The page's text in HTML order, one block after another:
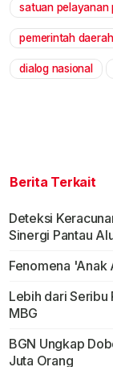
satuan pelayanan
pemerintah daerah
dialog nasional
Berita Terkait
Deteksi
Sinergi Pantau
Fenomena 'Anak
Lebih dari Seribu
MBG
BGN Ungkap
Juta Orang